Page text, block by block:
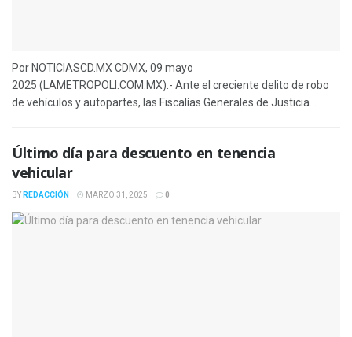
Por NOTICIASCD.MX CDMX, 09 mayo
2025 (LAMETROPOLI.COM.MX).- Ante el creciente delito de robo
de vehículos y autopartes, las Fiscalías Generales de Justicia...
Último día para descuento en tenencia
vehicular
BY REDACCIÓN MARZO 31, 2025 0